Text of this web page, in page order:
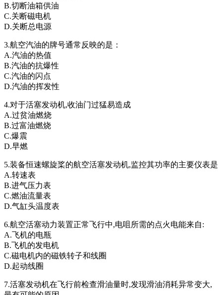
B.切断油箱供油
C.关断磁电机
D.关断总电源
3.航空汽油的牌号通常反映的是：
A.汽油的热值
B.汽油的抗爆性
C.汽油的闪点
D.汽油的挥发性
4.对于活塞发动机,收油门过猛易造成
A.过贫油燃烧
B.过富油燃烧
C.爆震
D.早燃
5.装备恒速螺旋桨的航空活塞发动机,监控其功率的主要仪表是
A.转速表
B.进气压力表
C.燃油流量表
D.气缸头温度表
6.航空活塞动力装置正常飞行中,电咀所需的点火电能来自:
A.飞机的电瓶
B.飞机的发电机
C.磁电机内的磁铁转子和线圈
D.起动线圈
7.活塞发动机在飞行前检查滑油量时,发现滑油消耗异常变大,